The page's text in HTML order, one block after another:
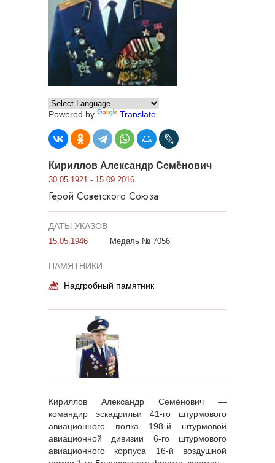
Powered by Translate
Кириллов Александр Семёнович
30.05.1921 - 15.09.2016
Герой Советского Союза
ДАТЫ УКАЗОВ
15.05.1946 Медаль № 7056
ПАМЯТНИКИ
Надгробный памятник
Кириллов Александр Семёнович —
командир эскадрильи 41-го штурмового
авиационного полка 198-й штурмовой
авиационной дивизии 6-го штурмового
авиационного корпуса 16-й воздушной